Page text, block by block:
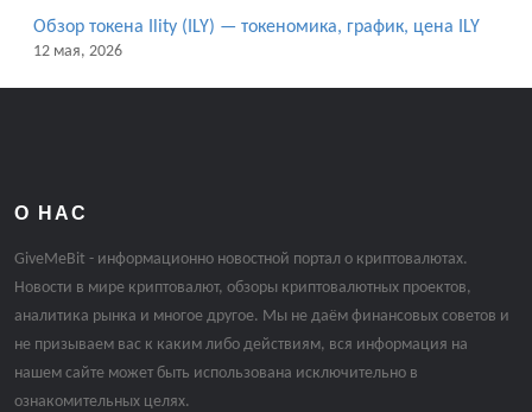
Обзор токена Ility (ILY) — токеномика, график, цена ILY
12 мая, 2026
О НАС
GiveMeBit - информационно новостной портал о криптовалютах.
Новости в мире криптовалют, обзоры криптовалютных проектов,
аналитика рынка и многое другое. Мы не даём финансовых советов и
не призываем вас к каким либо действиям, вся информация на
нашем сайте может быть использована исключительно в
ознакомительных целях.